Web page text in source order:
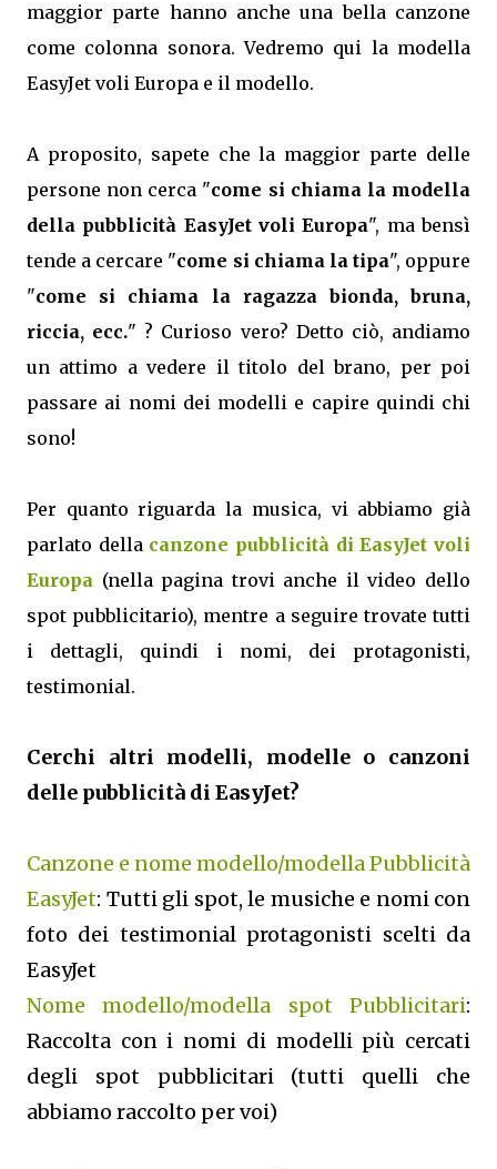
maggior parte hanno anche una bella canzone
come colonna sonora. Vedremo qui la modella
EasyJet voli Europa e il modello.
A proposito, sapete che la maggior parte delle
persone non cerca "come si chiama la modella
della pubblicità EasyJet voli Europa", ma bensì
tende a cercare "come si chiama la tipa", oppure
"come si chiama la ragazza bionda, bruna,
riccia, ecc." ? Curioso vero? Detto ciò, andiamo
un attimo a vedere il titolo del brano, per poi
passare ai nomi dei modelli e capire quindi chi
sono!
Per quanto riguarda la musica, vi abbiamo già
parlato della canzone pubblicità di EasyJet voli
Europa (nella pagina trovi anche il video dello
spot pubblicitario), mentre a seguire trovate tutti
i dettagli, quindi i nomi, dei protagonisti,
testimonial.
Cerchi altri modelli, modelle o canzoni
delle pubblicità di EasyJet?
Canzone e nome modello/modella Pubblicità
EasyJet: Tutti gli spot, le musiche e nomi con
foto dei testimonial protagonisti scelti da
EasyJet
Nome modello/modella spot Pubblicitari:
Raccolta con i nomi di modelli più cercati
degli spot pubblicitari (tutti quelli che
abbiamo raccolto per voi)